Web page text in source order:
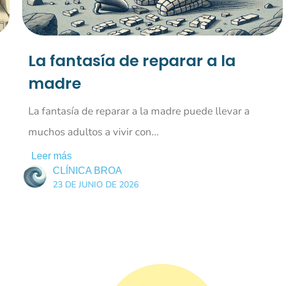
La fantasía de reparar a la
madre
La fantasía de reparar a la madre puede llevar a
muchos adultos a vivir con...
Leer más
CLÍNICA BROA
23 DE JUNIO DE 2026